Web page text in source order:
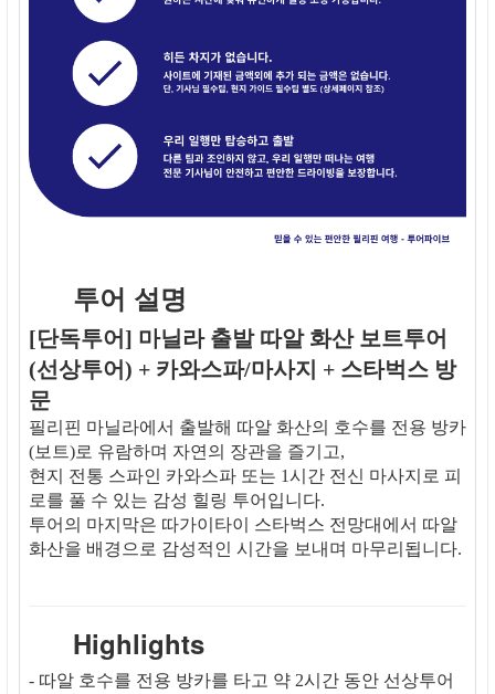
투어 설명
[단독투어] 마닐라 출발 따알 화산 보트투어
(선상투어) + 카와스파/마사지 + 스타벅스 방
문
필리핀 마닐라에서 출발해 따알 화산의 호수를 전용 방카
(보트)로 유람하며 자연의 장관을 즐기고,
현지 전통 스파인 카와스파 또는 1시간 전신 마사지로 피
로를 풀 수 있는 감성 힐링 투어입니다.
투어의 마지막은 따가이타이 스타벅스 전망대에서 따알
화산을 배경으로 감성적인 시간을 보내며 마무리됩니다.
Highlights
- 따알 호수를 전용 방카를 타고 약 2시간 동안 선상투어